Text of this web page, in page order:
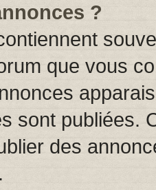
?
que vous
sont publiées.
des